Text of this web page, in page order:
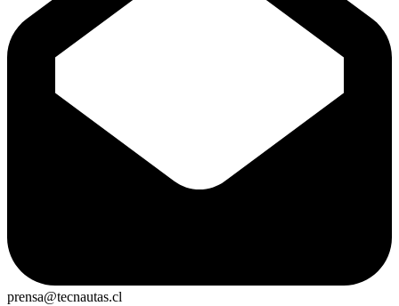
prensa@tecnautas.cl